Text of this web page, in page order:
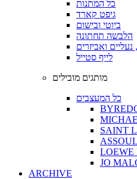
כל המתנות
גיפט קארד
ביוטי ובישום
הלבשה תחתונה
ואביזרים
לייף סטייל
מותגים מובילים
כל המעצבים
SAINT
LOEWE
JO
ARCHIVE